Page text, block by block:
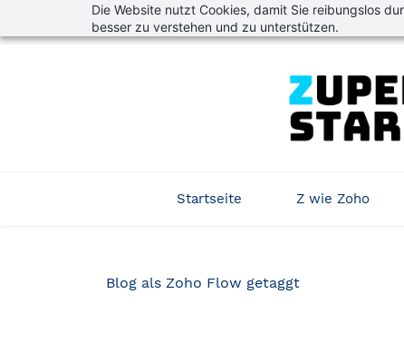
Die Website nutzt Cookies, damit Sie reibungslos
besser zu verstehen und zu unterstützen.
to
info@zuperstars.de +49 911 98104990
Startseite Z wie Zoho
Blog als Zoho Flow getaggt